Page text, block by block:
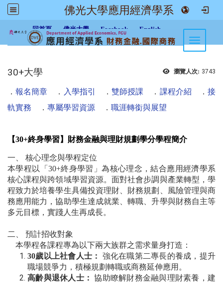
佛光大學應用經濟學系
回首頁 佛光大學 Facebook English
Toggle
瀏覽人次: 3743
30+大學
．報名簡章 ． 入學指引 ．雙師授課 ． 課程介紹 ．接
軌實務 ． 專屬學習資源 ． 職涯轉銜與展望
【30+終身學習】財務金融與理財規劃學分學程簡介
一、 核心理念與學程定位
本學程以「30+終身學習」為核心理念，結合應用經濟學系
核心課程與跨領域學習資源。面對社會步調與產業轉型，學
程致力於培養學生具備投資理財、財務規劃、風險管理與商
務應用能力，協助學生達成就業、轉職、升學與財務自主等
多元目標，實踐人生再成長。
二、 預計招收對象
本學程各課程專為以下兩大族群之需求量身打造：
30歲以上社會人士：
強化在職第二專長的養成，提升
職場競爭力，積極規劃轉職或商務延伸應用。
高齡與退休人士： 協助瞭解財務金融與理財素養，建